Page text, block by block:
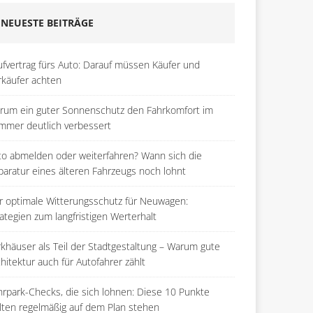
NEUESTE BEITRÄGE
fürs Auto: Darauf müssen Käufer und
achten
ein guter Sonnenschutz den Fahrkomfort im
deutlich verbessert
abmelden oder weiterfahren? Wann sich die
eines älteren Fahrzeugs noch lohnt
optimale Witterungsschutz für Neuwagen:
zum langfristigen Werterhalt
als Teil der Stadtgestaltung – Warum gute
auch für Autofahrer zählt
Checks, die sich lohnen: Diese 10 Punkte
regelmäßig auf dem Plan stehen